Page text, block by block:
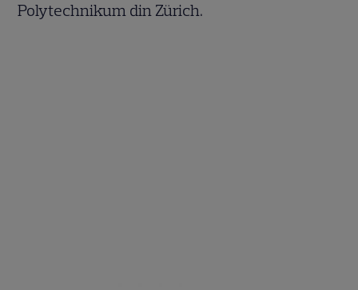
Polytechnikum din Zürich.